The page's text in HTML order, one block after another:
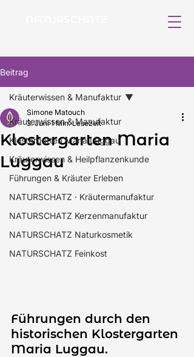
Beitrag
Kräuterwissen & Manufaktur
Klostergarten Maria Luggau
Kräuterwissen & Heilpflanzenkunde
Führungen & Kräuter Erleben
NATURSCHATZ · Kräutermanufaktur
NATURSCHATZ Kerzenmanufaktur
NATURSCHATZ Naturkosmetik
NATURSCHATZ Feinkost
Kräuterwissen & Manufaktur
Klostergarten Maria
Luggau
Simone Matouch
3. Juni 1 Min. Lesezeit
Führungen durch den
historischen Klostergarten
Maria Luggau.